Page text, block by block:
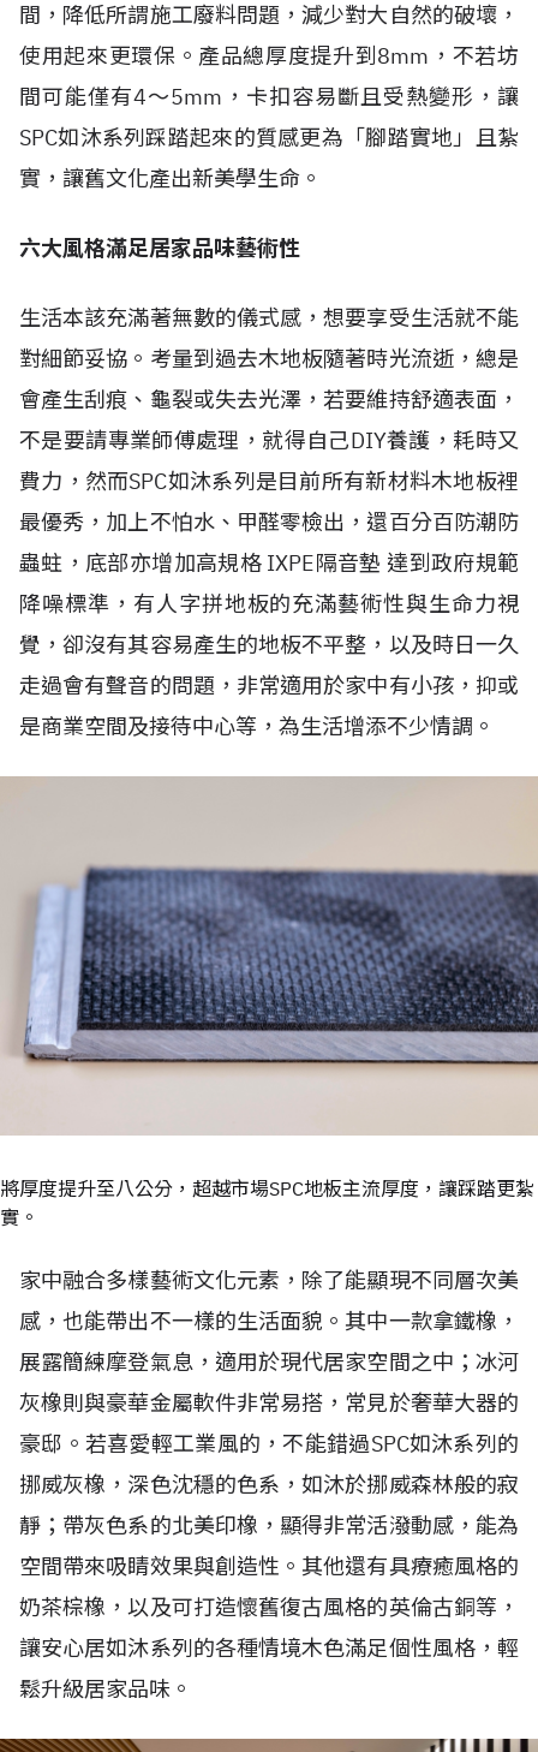
間，降低所謂施工廢料問題，減少對大自然的破壞，
使用起來更環保。產品總厚度提升到8mm，不若坊
間可能僅有4～5mm，卡扣容易斷且受熱變形，讓
SPC如沐系列踩踏起來的質感更為「腳踏實地」且紮
實，讓舊文化產出新美學生命。
六大風格滿足居家品味藝術性
生活本該充滿著無數的儀式感，想要享受生活就不能
對細節妥協。考量到過去木地板隨著時光流逝，總是
會產生刮痕、龜裂或失去光澤，若要維持舒適表面，
不是要請專業師傅處理，就得自己DIY養護，耗時又
費力，然而SPC如沐系列是目前所有新材料木地板裡
最優秀，加上不怕水、甲醛零檢出，還百分百防潮防
蟲蛀，底部亦增加高規格 IXPE隔音墊 達到政府規範
降噪標準，有人字拼地板的充滿藝術性與生命力視
覺，卻沒有其容易產生的地板不平整，以及時日一久
走過會有聲音的問題，非常適用於家中有小孩，抑或
是商業空間及接待中心等，為生活增添不少情調。
將厚度提升至八公分，超越市場SPC地板主流厚度，讓踩踏更紮
實。
家中融合多樣藝術文化元素，除了能顯現不同層次美
感，也能帶出不一樣的生活面貌。其中一款拿鐵橡，
展露簡練摩登氣息，適用於現代居家空間之中；冰河
灰橡則與豪華金屬軟件非常易搭，常見於奢華大器的
豪邸。若喜愛輕工業風的，不能錯過SPC如沐系列的
挪威灰橡，深色沈穩的色系，如沐於挪威森林般的寂
靜；帶灰色系的北美印橡，顯得非常活潑動感，能為
空間帶來吸睛效果與創造性。其他還有具療癒風格的
奶茶棕橡，以及可打造懷舊復古風格的英倫古銅等，
讓安心居如沐系列的各種情境木色滿足個性風格，輕
鬆升級居家品味。